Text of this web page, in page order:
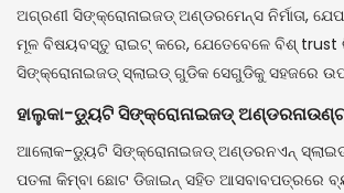
ଅଗ୍ରଣୀ ସିଙ୍କ୍ରୋନାଇଜଡ୍ ଅଣ୍ଡରମେନ୍ସ ନିର୍ମାତା,
ମୂଳ ବିଷୟବସ୍ତୁ ରାଇଟ୍ କରେ, ଯେତେବେଳେ ବିଶ୍
ସିଙ୍କ୍ରୋନାଇଜଡ୍ ସ୍ଲାଇଡ୍ ଗୁଡିକ ସେଗୁଡିକୁ ସହଜରେ
ହାଲୁକା-ଡ୍ୟୁଟି ସିଙ୍କ୍ରୋନାଇଜଡ୍
ଆଲୋକ-ଡ୍ୟୁଟି ସିଙ୍କ୍ରୋନାଇଜଡ୍ ଅଣ୍ଡରନଏନ୍ ସ୍ଲାଇଡ୍
ପତଳା କିମ୍ବା ଛୋଟ ଡିଜାଇନ୍ ସହିତ ଆସବାବପତ୍ରରେ